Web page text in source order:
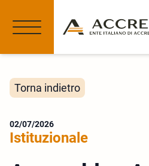
Torna indietro
02/07/2026
Istituzionale